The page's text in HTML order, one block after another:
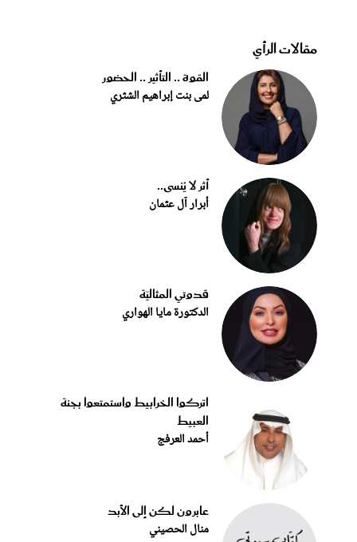
مقالات الرأي
القوة .. التأثير .. الحضور
لمى بنت إبراهيم الشثري
أثر لا يُنسى..
أبرار آل عثمان
قدوتي المثاليّة
الدكتورة مايا الهواري
اتركوا الخرابيط واستمتعوا بجنة
العبيط
أحمد العرفج
عابرون لكن إلى الأبد
منال الحصيني